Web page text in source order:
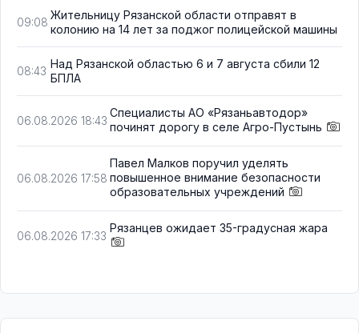
09:08
Жительницу Рязанской области отправят в
колонию на 14 лет за поджог полицейской машины
08:43
Над Рязанской областью 6 и 7 августа сбили 12
БПЛА
06.08.2026 18:43
Специалисты АО «Рязаньавтодор»
починят дорогу в селе Агро-Пустынь
06.08.2026 17:58
Павел Малков поручил уделять
повышенное внимание безопасности
образовательных учреждений
06.08.2026 17:33
Рязанцев ожидает 35-градусная жара